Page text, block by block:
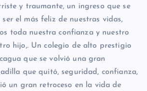
y traumante, un ingreso que se
el más feliz de nuestras vidas,
toda nuestra confianza y nuestro
hijo,. Un colegio de alto prestigio
que se volvió una gran
que quitó, seguridad, confianza,
un gran retroceso en la vida de